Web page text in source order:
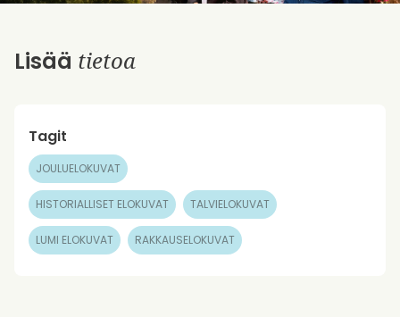
Lisää tietoa
Tagit
JOULUELOKUVAT
HISTORIALLISET ELOKUVAT TALVIELOKUVAT
LUMI ELOKUVAT RAKKAUSELOKUVAT